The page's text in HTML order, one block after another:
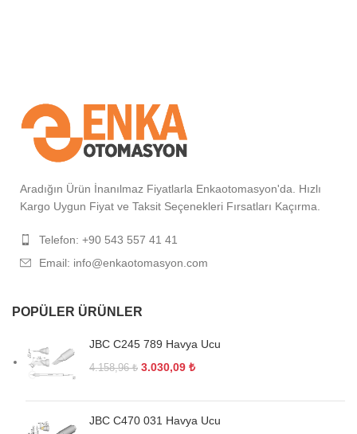
Aradığın Ürün İnanılmaz Fiyatlarla Enkaotomasyon'da. Hızlı
Kargo Uygun Fiyat ve Taksit Seçenekleri Fırsatları Kaçırma.
Telefon: +90 543 557 41 41
Email: info@enkaotomasyon.com
POPÜLER ÜRÜNLER
JBC C245 789 Havya Ucu
4.158,96₺ 3.030,09 ₺
JBC C470 031 Havya Ucu